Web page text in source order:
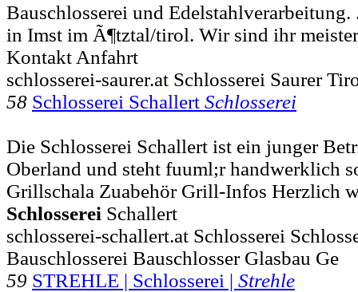
Bauschlosserei und
in Imst im Ã¶tztal/tirol. Wir sind ihr
Kontakt Anfahrt
schlosserei-saurer.at Schlosserei Saurer
58 Schlosserei Schallert Schlosserei
Die Schlosserei Schallert ist ein junger
Oberland und steht fuuml;r handwerklich
Grillschala Zuabehör Grill-Infos Herzlich
Schlosserei Schallert
schlosserei-schallert.at Schlosserei
Bauschlosserei Bauschlosser Glasbau Ge
59 STREHLE | Schlosserei | Strehle